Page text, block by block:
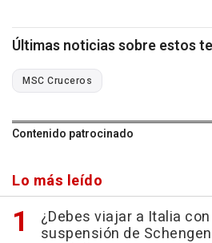
Últimas noticias sobre estos
MSC Cruceros
Contenido patrocinado
Lo más leído
¿Debes viajar a Italia
suspensión de